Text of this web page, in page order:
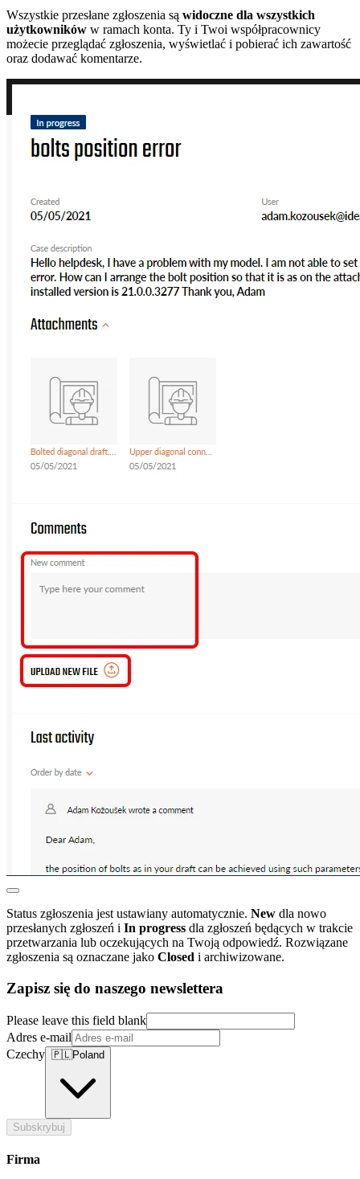
Wszystkie przesłane zgłoszenia są widoczne dla wszystkich
użytkowników w ramach konta. Ty i Twoi współpracownicy
możecie przeglądać zgłoszenia, wyświetlać i pobierać ich zawartość
oraz dodawać komentarze.
Status zgłoszenia jest ustawiany automatycznie. New dla nowo
przesłanych zgłoszeń i In progress dla zgłoszeń będących w trakcie
przetwarzania lub oczekujących na Twoją odpowiedź. Rozwiązane
zgłoszenia są oznaczane jako Closed i archiwizowane.
Zapisz się do naszego newslettera
Please leave this field blank
Adres e-mail
Czechy 🇵🇱Poland
Subskrybuj
Firma